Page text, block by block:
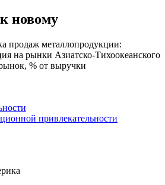
к новому
продаж металлопродукции:
на рынки Азиатско-Тихоокеанского
% от выручки
привлекательности